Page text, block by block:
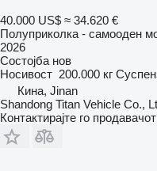
40.000 US$ ≈ 34.620 €
Полуприколка - самооден
2026
Состојба нов
Носивост 200.000 кг
Кина, Jinan
Shandong Titan Vehicle Co.,
Контактирајте го продавачот